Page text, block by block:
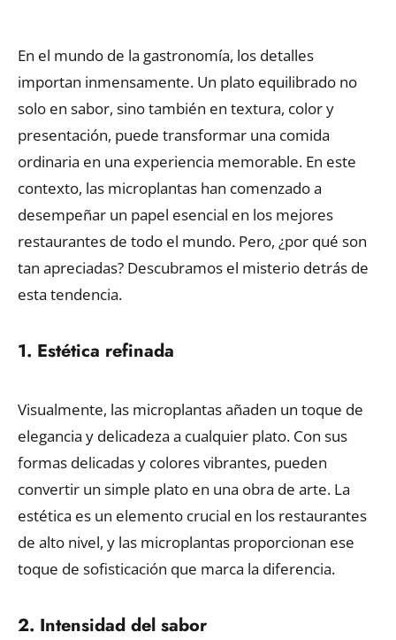
En el mundo de la gastronomía, los detalles
importan inmensamente. Un plato equilibrado no
solo en sabor, sino también en textura, color y
presentación, puede transformar una comida
ordinaria en una experiencia memorable. En este
contexto, las microplantas han comenzado a
desempeñar un papel esencial en los mejores
restaurantes de todo el mundo. Pero, ¿por qué son
tan apreciadas? Descubramos el misterio detrás de
esta tendencia.
1. Estética refinada
Visualmente, las microplantas añaden un toque de
elegancia y delicadeza a cualquier plato. Con sus
formas delicadas y colores vibrantes, pueden
convertir un simple plato en una obra de arte. La
estética es un elemento crucial en los restaurantes
de alto nivel, y las microplantas proporcionan ese
toque de sofisticación que marca la diferencia.
2. Intensidad del sabor